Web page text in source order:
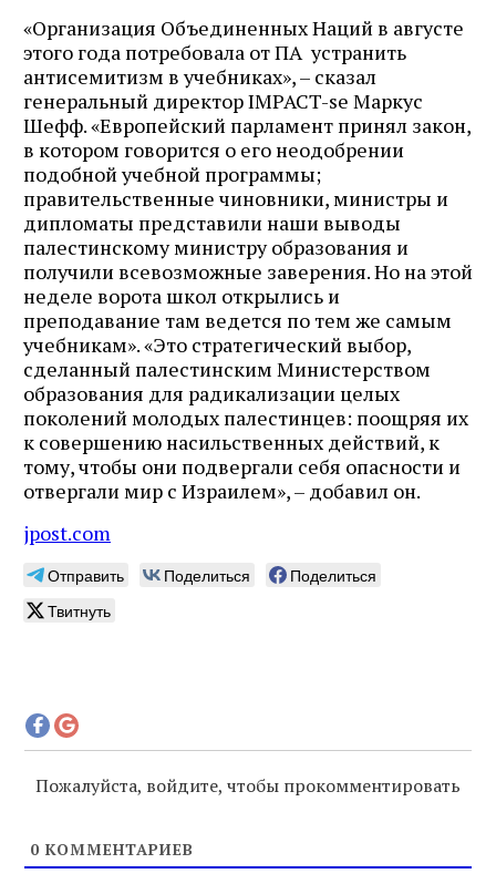
«Организация Объединенных Наций в августе
этого года потребовала от ПА устранить
антисемитизм в учебниках», – сказал
генеральный директор IMPACT-se Маркус
Шефф. «Европейский парламент принял закон,
в котором говорится о его неодобрении
подобной учебной программы;
правительственные чиновники, министры и
дипломаты представили наши выводы
палестинскому министру образования и
получили всевозможные заверения. Но на этой
неделе ворота школ открылись и
преподавание там ведется по тем же самым
учебникам». «Это стратегический выбор,
сделанный палестинским Министерством
образования для радикализации целых
поколений молодых палестинцев: поощряя их
к совершению насильственных действий, к
тому, чтобы они подвергали себя опасности и
отвергали мир с Израилем», – добавил он.
jpost.com
Отправить Поделиться
Поделиться
Твитнуть
Пожалуйста, войдите, чтобы прокомментировать
0 КОММЕНТАРИЕВ